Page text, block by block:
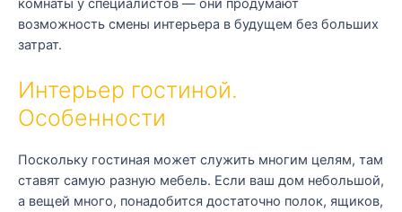
комнаты у специалистов — они продумают
возможность смены интерьера в будущем без больших
затрат.
Интерьер гостиной.
Особенности
Поскольку гостиная может служить многим целям, там
ставят самую разную мебель. Если ваш дом небольшой,
а вещей много, понадобится достаточно полок, ящиков,